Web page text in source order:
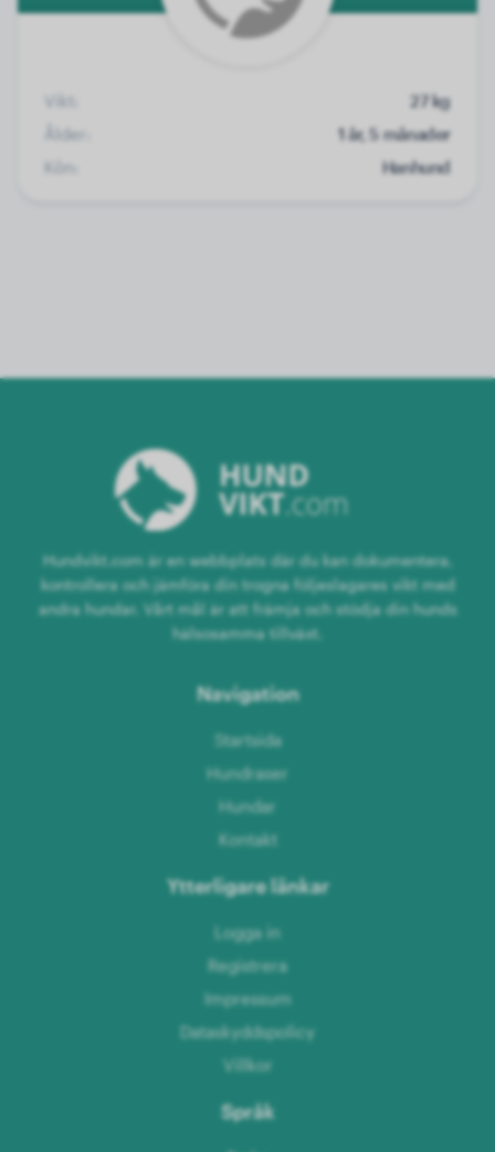
Vikt:
27 kg
Ålder:
1 år, 5 månader
Kön:
Hanhund
Hundvikt.com är en webbplats där du kan dokumentera,
kontrollera och jämföra din trogna följeslagares vikt med
andra hundar. Vårt mål är att främja och stödja din hunds
hälsosamma tillväxt.
Navigation
Startsida
Hundraser
Hundar
Kontakt
Ytterligare länkar
Logga in
Registrera
Impressum
Dataskyddspolicy
Villkor
Språk